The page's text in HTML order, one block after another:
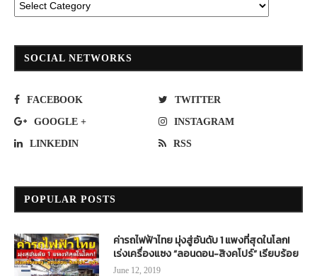
SOCIAL NETWORKS
FACEBOOK TWITTER
GOOGLE + INSTAGRAM
LINKEDIN RSS
POPULAR POSTS
ค่ารถไฟฟ้าไทย มุ่งสู่อันดับ 1 แพงที่สุดในโลก!
เร่งเครื่องแซง “ลอนดอน-สิงคโปร์” เรียบร้อย
June 12, 2019